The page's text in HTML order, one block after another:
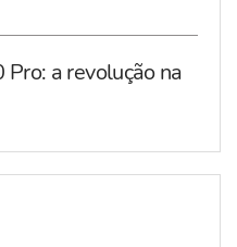
a revolução na